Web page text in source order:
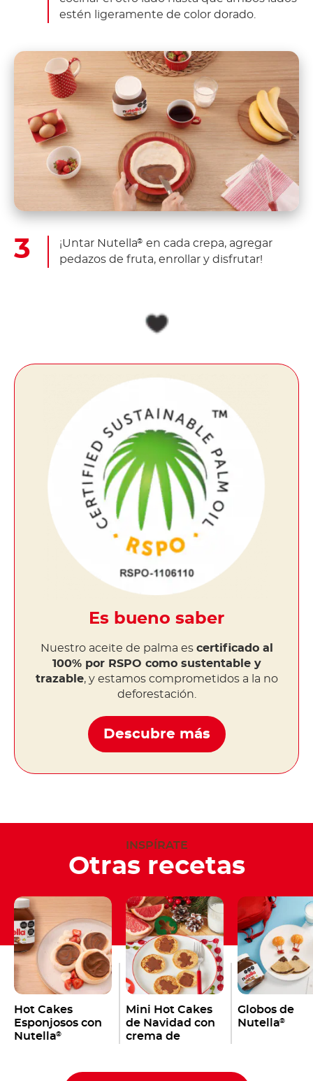
estén ligeramente de color dorado.
¡Untar Nutella® en cada crepa, agregar
pedazos de fruta, enrollar y disfrutar!
Es bueno saber
Nuestro aceite de palma es certificado al
100% por RSPO como sustentable y
trazable, y estamos comprometidos a la no
deforestación.
Descubre más
INSPÍRATE
Otras recetas
Hot Cakes
Esponjosos con
Nutella®
Mini Hot Cakes
de Navidad con
crema de
Globos de
Nutella®